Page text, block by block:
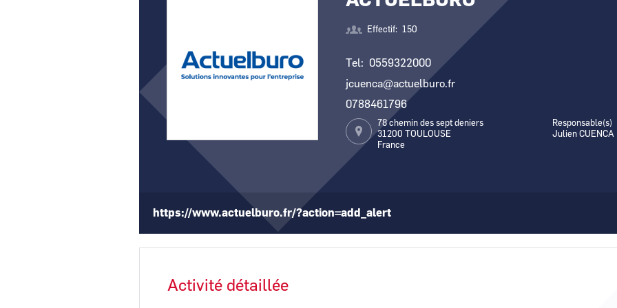
Effectif 150
Tel
0559322000
jcuenca@actuelburo.fr
0788461796
78 chemin des sept deniers
31200
TOULOUSE
France
Responsable(s)
Julien CUENCA
https://www.actuelburo.fr/?action=add_alert
Activité détaillée